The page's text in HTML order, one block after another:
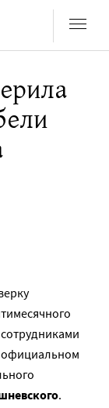
официальном
.